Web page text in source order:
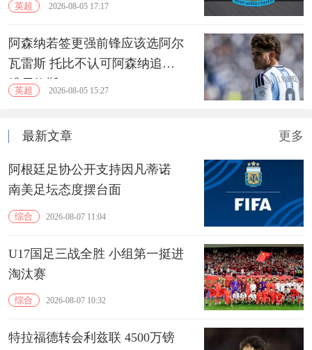
英超 2026-08-05 17:17
阿森纳若签更强前锋应该选阿尔
瓦雷斯 托比不认可阿森纳追逐
维尼修斯
英超 2026-08-05 15:27
最新文章 更多
阿根廷足协公开支持因凡蒂诺
南美足坛态度摆台面
综合 2026-08-07 11:04
U17国足三战全胜 小组第一挺进
淘汰赛
综合 2026-08-07 10:32
特拉福德转会利兹联 4500万镑